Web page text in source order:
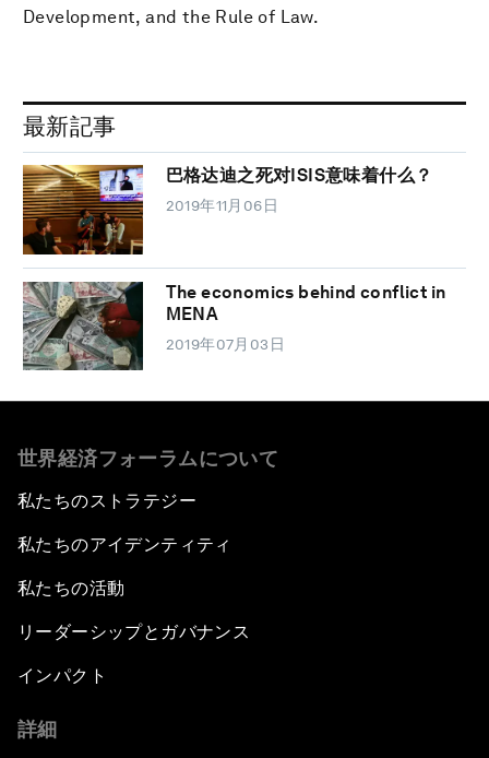
Development, and the Rule of Law.
最新記事
巴格达迪之死对ISIS意味着什么？
2019年11月06日
The economics behind conflict in
MENA
2019年07月03日
世界経済フォーラムについて
私たちのストラテジー
私たちのアイデンティティ
私たちの活動
リーダーシップとガバナンス
インパクト
詳細